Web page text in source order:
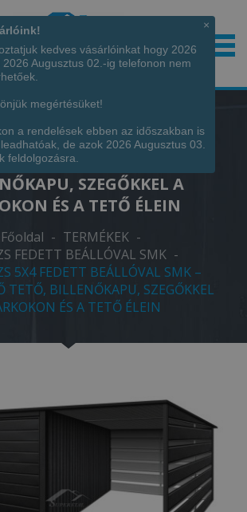
minket!+36 70 7342034
5X4 FEDETT BEÁLLÓVAL
HÁTRA LEJTŐ TETŐ,
SZEGŐKKEL A
ÉS A TETŐ ÉLEIN
Főoldal - TERMÉKEK -
FEDETT BEÁLLÓVAL SMK -
5X4 FEDETT BEÁLLÓVAL SMK –
TETŐ, BILLENŐKAPU, SZEGŐKKEL
ÉS A TETŐ ÉLEIN
×
kedves vásárlóinkat hogy 2026
Augusztus 02.-ig telefonon nem
megértésüket!
a rendelések ebben az időszakban is
de azok 2026 Augusztus 03.
feldolgozásra.